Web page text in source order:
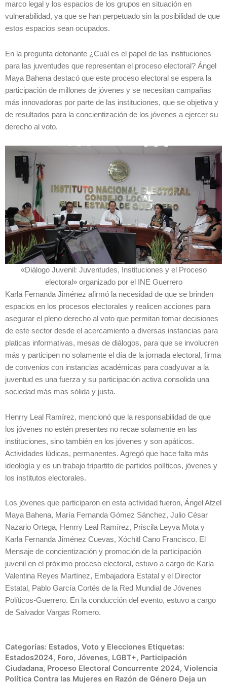
marco legal y los espacios de los grupos en situación en
vulnerabilidad, ya que se han perpetuado sin la posibilidad de que
estos espacios sean ocupados.
En la pregunta detonante ¿Cuál es el papel de las instituciones
para las juventudes que representan el proceso electoral? Ángel
Maya Bahena destacó que este proceso electoral se espera la
participación de millones de jóvenes y se necesitan campañas
más innovadoras por parte de las instituciones, que se objetiva y
de resultados para la concientización de los jóvenes a ejercer su
derecho al voto.
«Diálogo Juvenil: Juventudes, Instituciones y el Proceso
electoral» organizado por el INE Guerrero
Karla Fernanda Jiménez afirmó la necesidad de que se brinden
espacios en los procesos electorales y realicen acciones para
asegurar el pleno derecho al voto que permitan tomar decisiones
de este sector desde el acercamiento a diversas instancias para
platicas informativas, mesas de diálogos, para que se involucren
más y participen no solamente el día de la jornada electoral, firma
de convenios con instancias académicas para coadyuvar a la
juventud es una fuerza y su participación activa consolida una
sociedad más mas sólida y justa.
Henrry Leal Ramírez, mencionó que la responsabilidad de que
los jóvenes no estén presentes no recae solamente en las
instituciones, sino también en los jóvenes y son apáticos.
Actividades lúdicas, permanentes. Agregó que hace falta más
ideología y es un trabajo tripartito de partidos políticos, jóvenes y
los institutos electorales.
Los jóvenes que participaron en esta actividad fueron, Ángel Atzel
Maya Bahena, María Fernanda Gómez Sánchez, Julio César
Nazario Ortega, Henrry Leal Ramírez, Priscila Leyva Mota y
Karla Fernanda Jiménez Cuevas, Xóchitl Cano Francisco. El
Mensaje de concientización y promoción de la participación
juvenil en el próximo proceso electoral, estuvo a cargo de Karla
Valentina Reyes Martínez, Embajadora Estatal y el Director
Estatal, Pablo García Cortés de la Red Mundial de Jóvenes
Políticos-Guerrero. En la conducción del evento, estuvo a cargo
de Salvador Vargas Romero.
Categorías: Estados, Voto y Elecciones Etiquetas:
Estados2024, Foro, Jóvenes, LGBT+, Participación
Ciudadana, Proceso Electoral Concurrente 2024, Violencia
Política Contra las Mujeres en Razón de Género Deja un